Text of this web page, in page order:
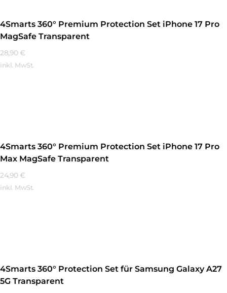
4Smarts 360° Premium Protection Set iPhone 17 Pro
MagSafe Transparent
28,90 €
inkl. MwSt.
4Smarts 360° Premium Protection Set iPhone 17 Pro
Max MagSafe Transparent
24,90 €
inkl. MwSt.
4Smarts 360° Protection Set für Samsung Galaxy A27
5G Transparent